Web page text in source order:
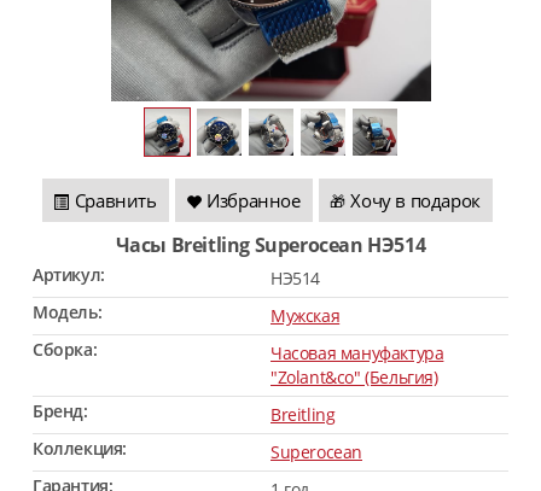
Сравнить Избранное 🎁 Хочу в подарок
Часы Breitling Superocean HЭ514
Артикул:
HЭ514
Модель:
Мужская
Сборка:
Часовая мануфактура
"Zolant&co" (Бельгия)
Бренд:
Breitling
Коллекция:
Superocean
Гарантия: